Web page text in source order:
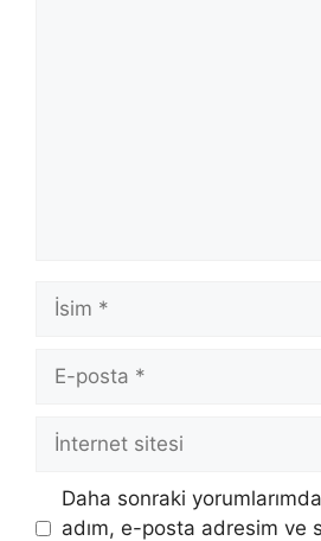
İsim
posta
İnternet
sitesi
Daha sonraki
adım, e-posta adresim ve